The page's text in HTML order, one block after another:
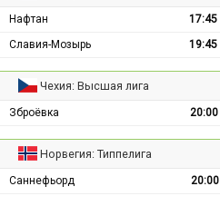
Нафтан 17:45
Славия-Мозырь
19:45
Чехия: Высшая лига
Зброёвка 20:00
Норвегия: Типпелига
Саннефьорд 20:00